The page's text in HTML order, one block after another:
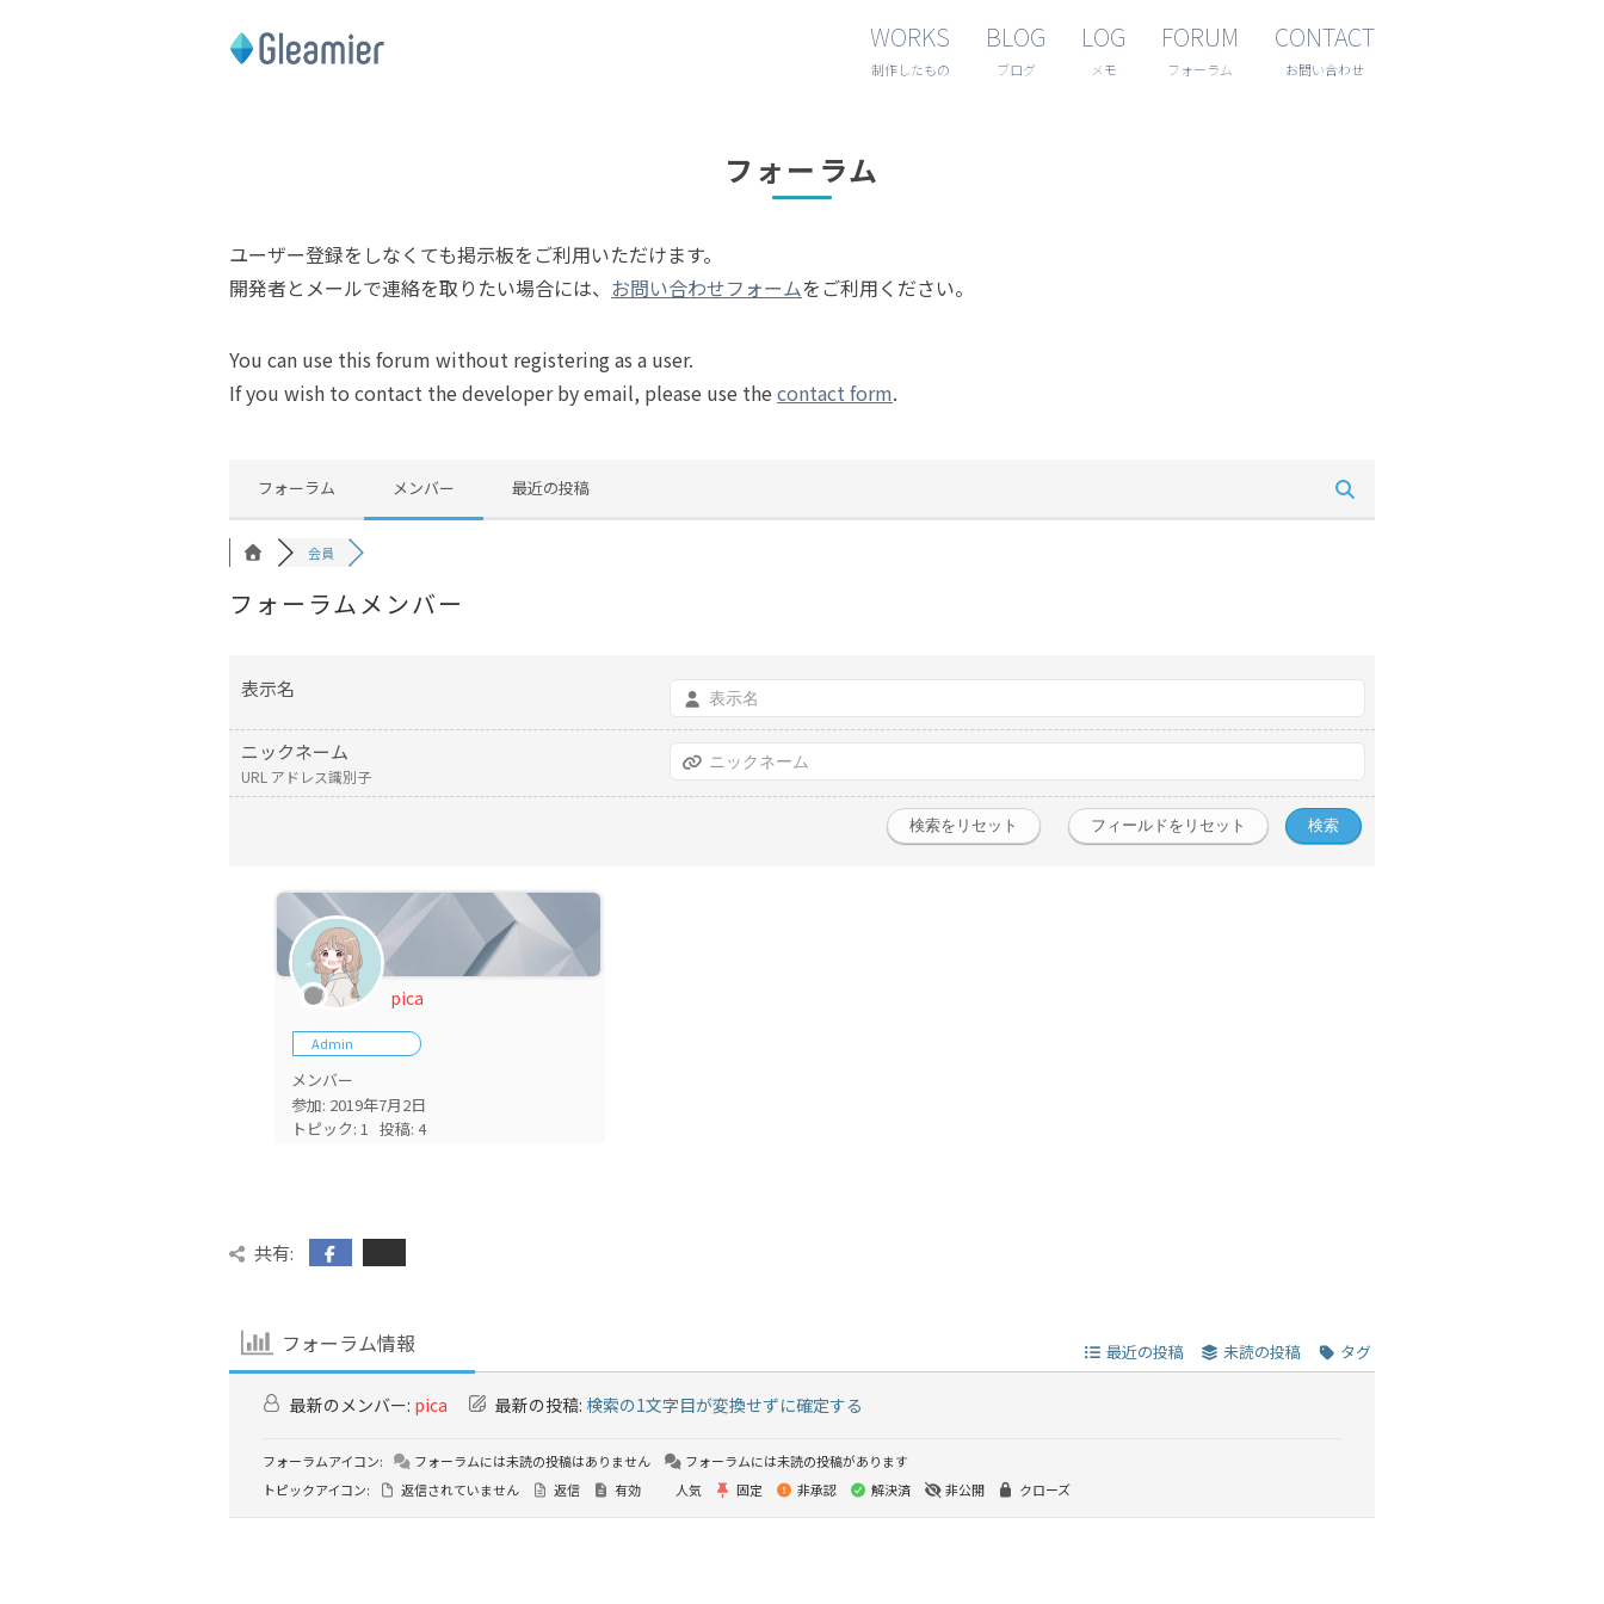
WORKS
制作したもの
BLOG
ブログ
LOG
メモ
FORUM
フォーラム
CONTACT
お問い合わせ
フォーラム
ユーザー登録をしなくても掲示板をご利用いただけます。
開発者とメールで連絡を取りたい場合には、 お問い合わせフォームをご利用ください。
You can use this forum without registering as a user.
If you wish to contact the developer by email, please use thecontact form.
フォーラム メンバー 最近の投稿
会員
フォーラムメンバー
表示名
ニックネーム
URL アドレス識別子
pica
Admin
メンバー
参加: 2019年7月2日
トピック: 1 投稿: 4
共有:
フォーラム情報 最近の投稿 未読の投稿 タグ
最新のメンバー: pica 最新の投稿: 検索の1文字目が変換せずに確定する
フォーラムアイコン: フォーラムには未読の投稿はありません
フォーラムには未読の投稿があります
トピックアイコン:
返信されていません 返信 有効 人気 固定 非承認 解決済 非公開 クローズ